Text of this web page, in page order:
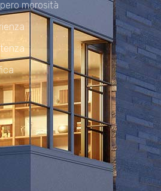
morosità